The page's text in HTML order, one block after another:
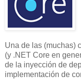
Una de las (muchas)
(y .NET Core en
de la inyección de
implementación de